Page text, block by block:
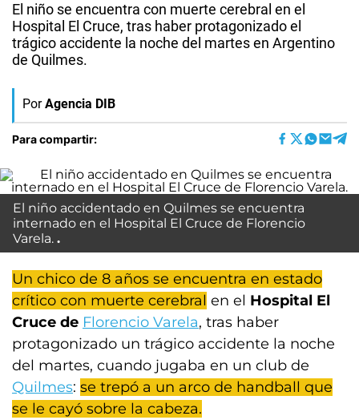
El niño se encuentra con muerte cerebral en el
Hospital El Cruce, tras haber protagonizado el
trágico accidente la noche del martes en Argentino
de Quilmes.
Por Agencia DIB
Para compartir:
El niño accidentado en Quilmes se encuentra
internado en el Hospital El Cruce de Florencio
Varela.
Un chico de 8 años se encuentra en estado
crítico con muerte cerebral en el Hospital El
Cruce de Florencio Varela, tras haber
protagonizado un trágico accidente la noche
del martes, cuando jugaba en un club de
Quilmes: se trepó a un arco de handball que
se le cayó sobre la cabeza.